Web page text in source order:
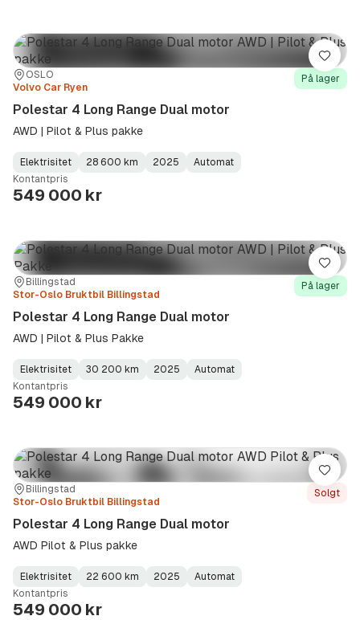
Sted:
OSLO
Forhandler:
Volvo Car Ryen
På lager
Polestar 4 Long Range Dual motor
AWD | Pilot & Plus pakke
Fuel
Type:
Elektrisitet
Kilometerstand:
28 600 km
Model
Year:
2025
Gearbox
Type:
Automat
Kontantpris
549 000 kr
Lagre
Sted:Billingstad
Forhandler:
Stor-Oslo Bruktbil Billingstad
På lager
Polestar 4 Long Range Dual motor
AWD | Pilot & Plus Pakke
Fuel
Type:
Elektrisitet
Kilometerstand:
30 200 km
Model
Year:
2025
Gearbox
Type:
Automat
Kontantpris
549 000 kr
Lagre
Sted:Billingstad
Forhandler:
Stor-Oslo Bruktbil Billingstad
Solgt
Polestar 4 Long Range Dual motor
AWD Pilot & Plus pakke
Fuel
Type:
Elektrisitet
Kilometerstand:
22 600 km
Model
Year:
2025
Gearbox
Type:
Automat
Kontantpris
549 000 kr
Lagre